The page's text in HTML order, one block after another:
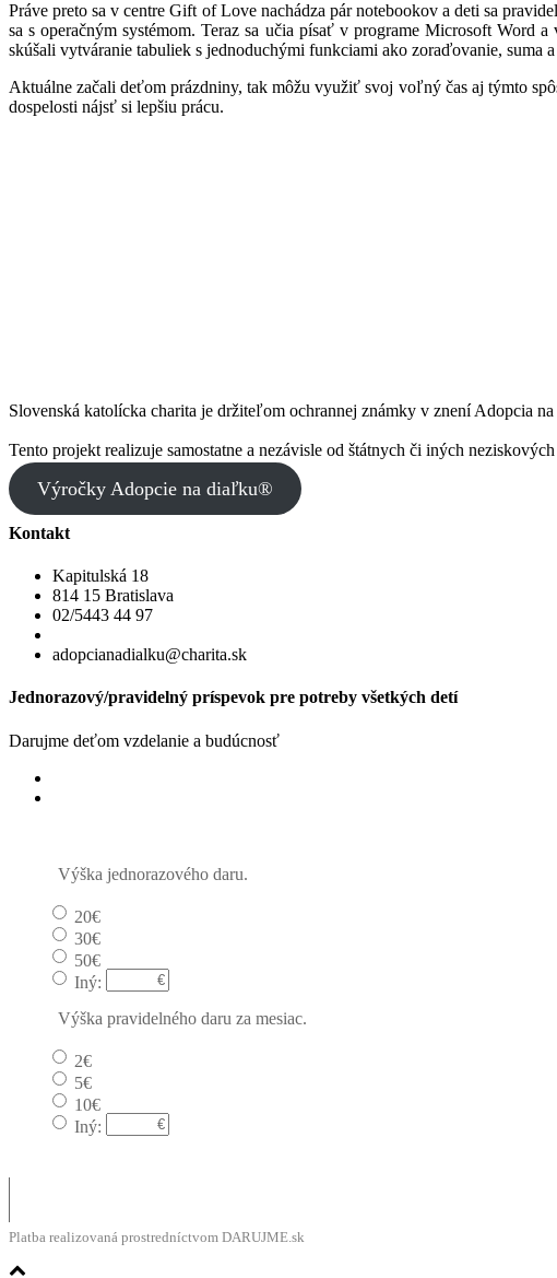
Práve preto sa v centre Gift of Love nachádza pár notebookov a deti sa
sa s operačným systémom. Teraz sa učia písať v programe Microsoft
skúšali vytváranie tabuliek s jednoduchými funkciami ako zoraďovanie,
Aktuálne začali deťom prázdniny, tak môžu využiť svoj voľný čas aj týmto
dospelosti nájsť si lepšiu prácu.
Slovenská katolícka charita je držiteľom ochrannej známky v znení Adopcia
Tento projekt realizuje samostatne a nezávisle od štátnych či iných
Výročky Adopcie na diaľku®
Kontakt
Kapitulská 18
814 15 Bratislava
02/5443 44 97
adopcianadialku@charita.sk
Jednorazový/pravidelný príspevok pre potreby všetkých detí
Darujme deťom vzdelanie a budúcnosť
Výška jednorazového daru.
20€
30€
50€
Iný:
Výška pravidelného daru za mesiac.
2€
5€
10€
Iný:
Platba realizovaná prostredníctvom DARUJME.sk